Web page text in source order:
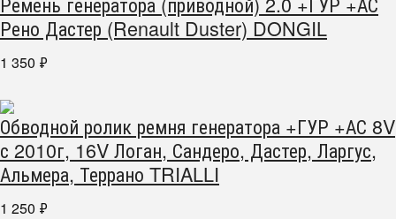
Рено Дастер (Renault Duster) DONGIL
1 350 ₽
Обводной ролик ремня генератора +ГУР +АС 8V
с 2010г, 16V Логан, Сандеро, Дастер, Ларгус,
Альмера, Террано TRIALLI
1 250 ₽